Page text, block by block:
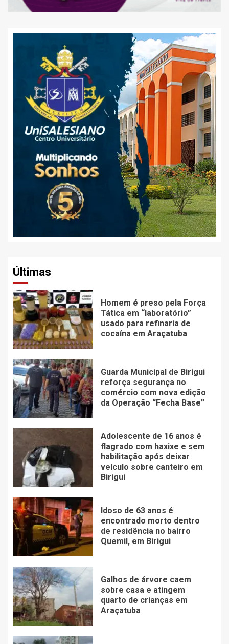
Últimas
Homem é preso pela Força
Tática em “laboratório”
usado para refinaria de
cocaína em Araçatuba
Guarda Municipal de Birigui
reforça segurança no
comércio com nova edição
da Operação “Fecha Base”
Adolescente de 16 anos é
flagrado com haxixe e sem
habilitação após deixar
veículo sobre canteiro em
Birigui
Idoso de 63 anos é
encontrado morto dentro
de residência no bairro
Quemil, em Birigui
Galhos de árvore caem
sobre casa e atingem
quarto de crianças em
Araçatuba